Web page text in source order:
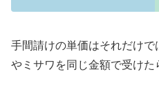
手間請けの単価はそれだけ
やミサワを同じ金額で受けた